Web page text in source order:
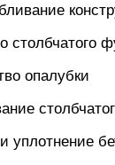
столбчатого
опалубки
уплотнение